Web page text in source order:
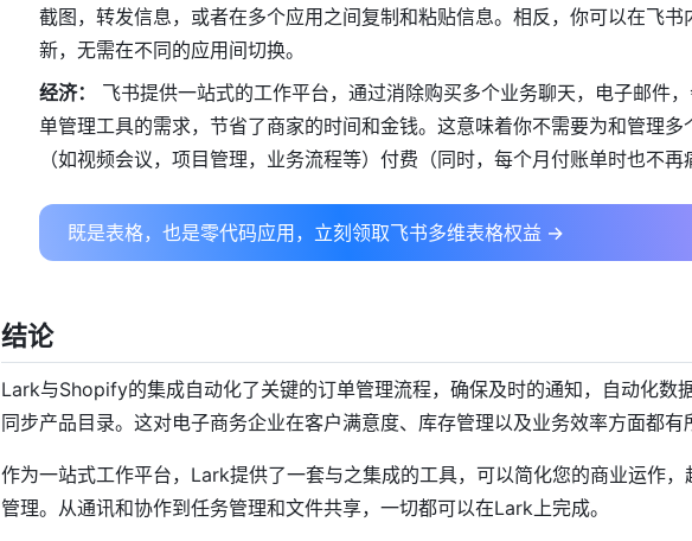
截图，转发信息，或者在多个应用之间复制和粘贴信息。相反，你可以在飞书
新，无需在不同的应用间切换。
经济：
飞书提供一站式的工作平台，通过消除购买多个业务聊天，电子邮件
单管理工具的需求，节省了商家的时间和金钱。这意味着你不需要为和管理多
（如视频会议，项目管理，业务流程等）付费（同时，每个月付账单时也不再
既是表格，也是零代码应用，立刻领取飞书多维表格权益 →
结论
Lark与Shopify的集成自动化了关键的订单管理流程，确保及时的通知，自动化数
同步产品目录。这对电子商务企业在客户满意度、库存管理以及业务效率方面都有
作为一站式工作平台，Lark提供了一套与之集成的工具，可以简化您的商业运作，
管理。从通讯和协作到任务管理和文件共享，一切都可以在Lark上完成。